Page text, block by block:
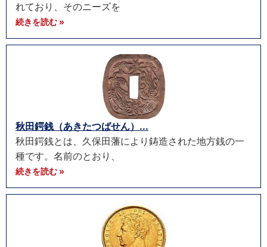
れており、そのニーズを
続きを読む »
秋田鍔銭（あきたつばせん）...
秋田鍔銭とは、久保田藩により鋳造された地方銭の一
種です。名前のとおり、
続きを読む »